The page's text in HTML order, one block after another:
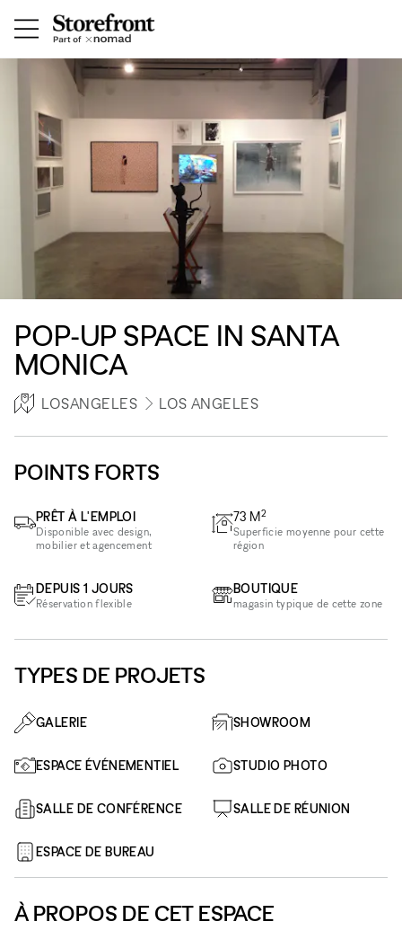
POP-UP SPACE IN SANTA
MONICA
LOSANGELES LOS ANGELES
POINTS FORTS
PRÊT À L'EMPLOI
Disponible avec design,
mobilier et agencement
DEPUIS 1 JOURS
Réservation flexible
73 M2
Superficie moyenne pour cette
région
BOUTIQUE
magasin typique de cette zone
TYPES DE PROJETS
GALERIE SHOWROOM
ESPACE ÉVÉNEMENTIEL STUDIO PHOTO
SALLE DE CONFÉRENCE SALLE DE RÉUNION
ESPACE DE BUREAU
À PROPOS DE CET ESPACE